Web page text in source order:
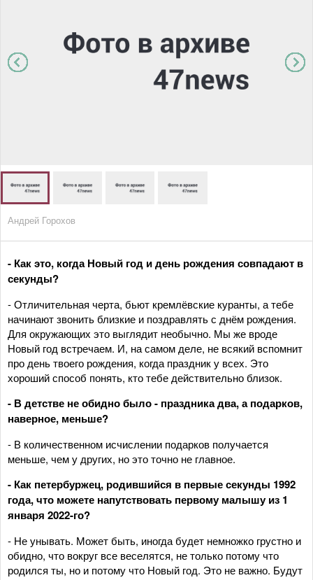
Андрей Горохов
- Как это, когда Новый год и день рождения совпадают в
секунды?
- Отличительная черта, бьют кремлёвские куранты, а тебе
начинают звонить близкие и поздравлять с днём рождения.
Для окружающих это выглядит необычно. Мы же вроде
Новый год встречаем. И, на самом деле, не всякий вспомнит
про день твоего рождения, когда праздник у всех. Это
хороший способ понять, кто тебе действительно близок.
- В детстве не обидно было - праздника два, а подарков,
наверное, меньше?
- В количественном исчислении подарков получается
меньше, чем у других, но это точно не главное.
- Как петербуржец, родившийся в первые секунды 1992
года, что можете напутствовать первому малышу из 1
января 2022-го?
- Не унывать. Может быть, иногда будет немножко грустно и
обидно, что вокруг все веселятся, не только потому что
родился ты, но и потому что Новый год. Это не важно. Будут